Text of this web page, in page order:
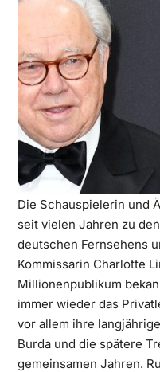
Die Schauspielerin und
seit vielen Jahren zu
deutschen Fernsehens
Kommissarin Charlotte
Millionenpublikum
immer wieder das
vor allem ihre
Burda und die spätere
gemeinsamen Jahren.